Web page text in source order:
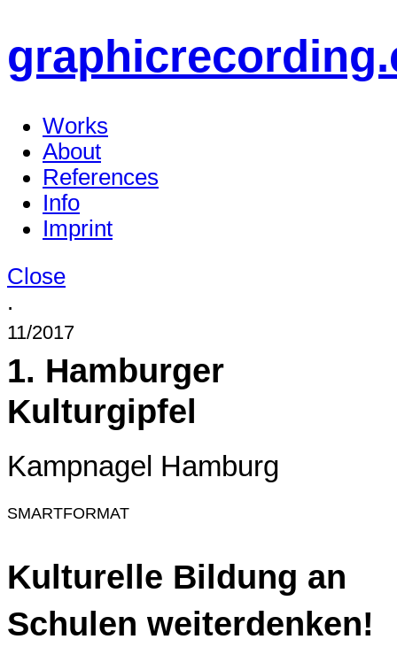
Works
About
References
Info
Imprint
Close
.
11/2017
1. Hamburger
Kulturgipfel
Kampnagel Hamburg
SMARTFORMAT
Kulturelle Bildung an
Schulen weiterdenken!